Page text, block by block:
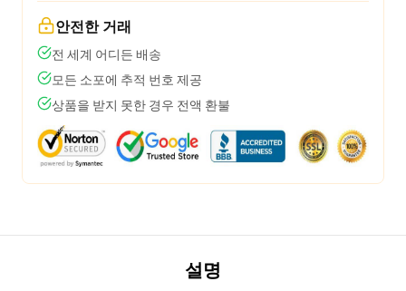
안전한 거래
전 세계 어디든 배송
모든 소포에 추적 번호 제공
상품을 받지 못한 경우 전액 환불
설명